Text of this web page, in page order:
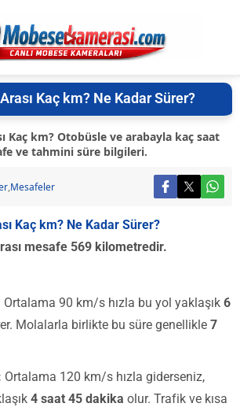
Kaç km? Ne Kadar Sürer?
Kaç km? Otobüsle ve arabayla kaç saat
ve tahmini süre bilgileri.
,Mesafeler
Kaç km? Ne Kadar Sürer?
mesafe 569 kilometredir.
Ortalama 90 km/s hızla bu yol yaklaşık 6
Molalarla birlikte bu süre genellikle 7
Ortalama 120 km/s hızla giderseniz,
4 saat 45 dakika olur. Trafik ve kısa